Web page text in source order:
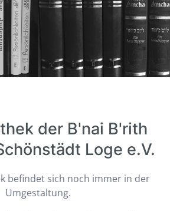
der B'nai B'rith
Loge e.V.
befindet sich noch immer in der
Umgestaltung.